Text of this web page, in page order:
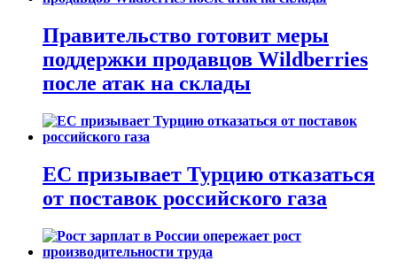
Правительство готовит меры
поддержки продавцов Wildberries
после атак на склады
ЕС призывает Турцию отказаться
от поставок российского газа